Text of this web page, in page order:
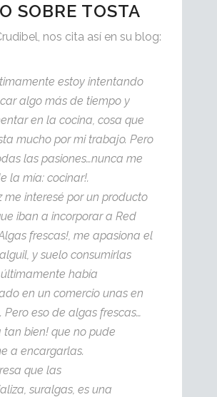
SOBRE TOSTA
nos cita así en su blog:
estoy intentando
algo más de tiempo y
en la cocina, cosa que
mucho por mi trabajo. Pero
las pasiones…nunca me
la mía: cocinar!.
me interesé por un producto
iban a incorporar a Red
frescas!, me apasiona el
y suelo consumirlas
había
en un comercio unas en
Pero eso de algas frescas…
tan bien! que no pude
a encargarlas.
que las
suralgas, es una